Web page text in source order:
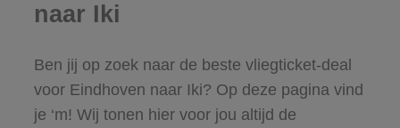
naar Iki
Ben jij op zoek naar de beste vliegticket-deal
voor Eindhoven naar Iki? Op deze pagina vind
je ‘m! Wij tonen hier voor jou altijd de